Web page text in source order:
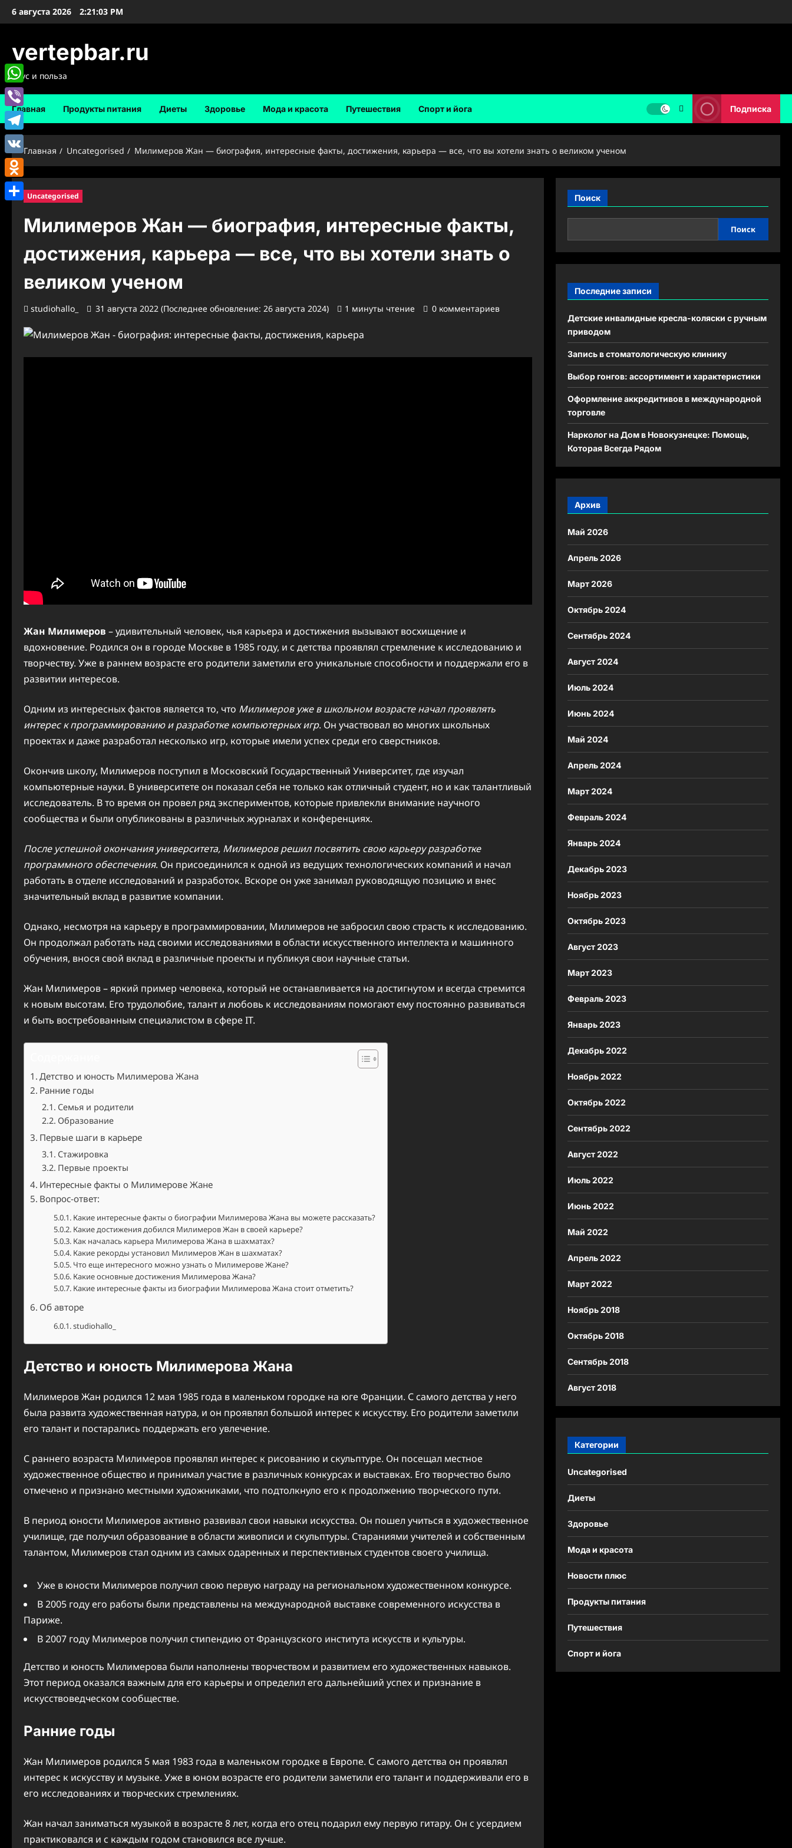
Перейти
6 августа 2026 2:21:04 PM
vertepbar.ru
Вкус и польза
Главная Продукты питания Диеты Здоровье Мода и красота Путешествия Спорт и йога Подписка
Главная Uncategorised Милимеров Жан — биография, интересные факты, достижения, карьера — все, что вы хотели знать о великом ученом
Uncategorised
Милимеров Жан — биография, интересные факты,
достижения, карьера — все, что вы хотели знать о
великом ученом
studiohallo_ 31 августа 2022 (Последнее обновление: 26 августа 2024) 1 минуты чтение 0 комментариев
Жан Милимеров – удивительный человек, чья карьера и достижения вызывают восхищение и
вдохновение. Родился он в городе Москве в 1985 году, и с детства проявлял стремление к исследованию и
творчеству. Уже в раннем возрасте его родители заметили его уникальные способности и поддержали его в
развитии интересов.
Одним из интересных фактов является то, что Милимеров уже в школьном возрасте начал проявлять
интерес к программированию и разработке компьютерных игр. Он участвовал во многих школьных
проектах и даже разработал несколько игр, которые имели успех среди его сверстников.
Окончив школу, Милимеров поступил в Московский Государственный Университет, где изучал
компьютерные науки. В университете он показал себя не только как отличный студент, но и как талантливый
исследователь. В то время он провел ряд экспериментов, которые привлекли внимание научного
сообщества и были опубликованы в различных журналах и конференциях.
После успешной окончания университета, Милимеров решил посвятить свою карьеру разработке
программного обеспечения. Он присоединился к одной из ведущих технологических компаний и начал
работать в отделе исследований и разработок. Вскоре он уже занимал руководящую позицию и внес
значительный вклад в развитие компании.
Однако, несмотря на карьеру в программировании, Милимеров не забросил свою страсть к исследованию.
Он продолжал работать над своими исследованиями в области искусственного интеллекта и машинного
обучения, внося свой вклад в различные проекты и публикуя свои научные статьи.
Жан Милимеров – яркий пример человека, который не останавливается на достигнутом и всегда стремится
к новым высотам. Его трудолюбие, талант и любовь к исследованиям помогают ему постоянно развиваться
и быть востребованным специалистом в сфере IT.
Детство и юность Милимерова Жана
Ранние годы
Семья и родители
Образование
Первые шаги в карьере
Стажировка
Первые проекты
Интересные факты о Милимерове Жане
Вопрос-ответ:
Какие интересные факты о биографии Милимерова Жана вы можете рассказать?
Какие достижения добился Милимеров Жан в своей карьере?
Как началась карьера Милимерова Жана в шахматах?
Какие рекорды установил Милимеров Жан в шахматах?
Что еще интересного можно узнать о Милимерове Жане?
Какие основные достижения Милимерова Жана?
Какие интересные факты из биографии Милимерова Жана стоит отметить?
Об авторе
studiohallo_
Детство и юность Милимерова Жана
Милимеров Жан родился 12 мая 1985 года в маленьком городке на юге Франции. С самого детства у него
была развита художественная натура, и он проявлял большой интерес к искусству. Его родители заметили
его талант и постарались поддержать его увлечение.
С раннего возраста Милимеров проявлял интерес к рисованию и скульптуре. Он посещал местное
художественное общество и принимал участие в различных конкурсах и выставках. Его творчество было
отмечено и признано местными художниками, что подтолкнуло его к продолжению творческого пути.
В период юности Милимеров активно развивал свои навыки искусства. Он пошел учиться в художественное
училище, где получил образование в области живописи и скульптуры. Стараниями учителей и собственным
талантом, Милимеров стал одним из самых одаренных и перспективных студентов своего училища.
Уже в юности Милимеров получил свою первую награду на региональном художественном конкурсе.
В 2005 году его работы были представлены на международной выставке современного искусства в
Париже.
В 2007 году Милимеров получил стипендию от Французского института искусств и культуры.
Детство и юность Милимерова были наполнены творчеством и развитием его художественных навыков.
Этот период оказался важным для его карьеры и определил его дальнейший успех и признание в
искусствоведческом сообществе.
Ранние годы
Жан Милимеров родился 5 мая 1983 года в маленьком городке в Европе. С самого детства он проявлял
интерес к искусству и музыке. Уже в юном возрасте его родители заметили его талант и поддерживали его в
его исследованиях и творческих стремлениях.
Жан начал заниматься музыкой в возрасте 8 лет, когда его отец подарил ему первую гитару. Он с усердием
практиковался и с каждым годом становился все лучше.
Поиск
Поиск
Последние записи
Детские инвалидные кресла-коляски с ручным
приводом
Запись в стоматологическую клинику
Выбор гонгов: ассортимент и характеристики
Оформление аккредитивов в международной
торговле
Нарколог на Дом в Новокузнецке: Помощь,
Которая Всегда Рядом
Архив
Май 2026
Апрель 2026
Март 2026
Октябрь 2024
Сентябрь 2024
Август 2024
Июль 2024
Июнь 2024
Май 2024
Апрель 2024
Март 2024
Февраль 2024
Январь 2024
Декабрь 2023
Ноябрь 2023
Октябрь 2023
Август 2023
Март 2023
Февраль 2023
Январь 2023
Декабрь 2022
Ноябрь 2022
Октябрь 2022
Сентябрь 2022
Август 2022
Июль 2022
Июнь 2022
Май 2022
Апрель 2022
Март 2022
Ноябрь 2018
Октябрь 2018
Сентябрь 2018
Август 2018
Категории
Uncategorised
Диеты
Здоровье
Мода и красота
Новости плюс
Продукты питания
Путешествия
Спорт и йога
WhatsApp
Viber
Telegram
VK
Odnoklassniki